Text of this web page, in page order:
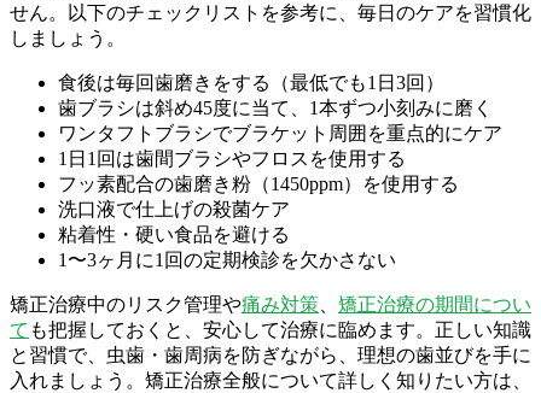
せん。以下のチェックリストを参考に、毎日のケアを習慣化
しましょう。
食後は毎回歯磨きをする（最低でも1日3回）
歯ブラシは斜め45度に当て、1本ずつ小刻みに磨く
ワンタフトブラシでブラケット周囲を重点的にケア
1日1回は歯間ブラシやフロスを使用する
フッ素配合の歯磨き粉（1450ppm）を使用する
洗口液で仕上げの殺菌ケア
粘着性・硬い食品を避ける
1〜3ヶ月に1回の定期検診を欠かさない
矯正治療中のリスク管理や痛み対策
矯正治療の期間につい
て も把握しておくと、安心して治療に臨めます。正しい知識
と習慣で、虫歯・歯周病を防ぎながら、理想の歯並びを手に
入れましょう。矯正治療全般について詳しく知りたい方は、